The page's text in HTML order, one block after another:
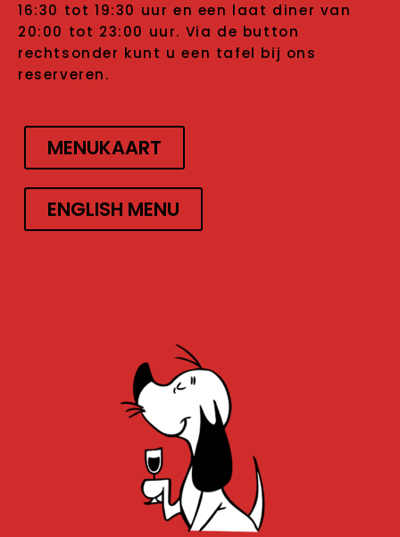
16:30 tot 19:30 uur en een laat diner van
20:00 tot 23:00 uur. Via de button
rechtsonder kunt u een tafel bij ons
reserveren.
MENUKAART
ENGLISH MENU